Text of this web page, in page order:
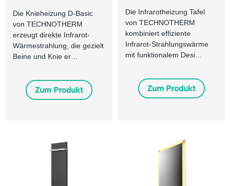
Die Knieheizung D-Basic
von TECHNOTHERM
erzeugt direkte Infrarot-
Wärmestrahlung, die gezielt
Beine und Knie er…
Zum Produkt
Die Infrarotheizung Tafel
von TECHNOTHERM
kombiniert effiziente
Infrarot-Strahlungswärme
mit funktionalem Desi…
Zum Produkt